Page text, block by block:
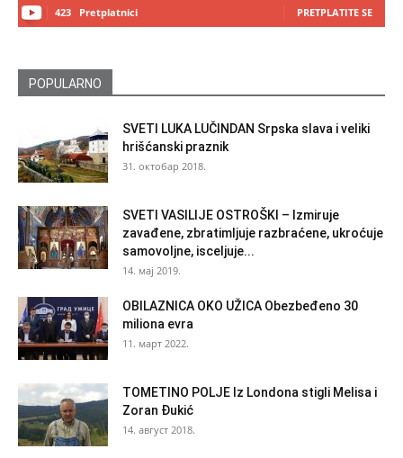
423 Pretplatnici PRETPLATITE SE
POPULARNO
SVETI LUKA LUČINDAN Srpska slava i veliki
hrišćanski praznik
31. октобар 2018.
SVETI VASILIJE OSTROŠKI – Izmiruje
zavađene, zbratimljuje razbraćene, ukroćuje
samovoljne, isceljuje...
14. мај 2019.
OBILAZNICA OKO UŽICA Obezbeđeno 30
miliona evra
11. март 2022.
TOMETINO POLJE Iz Londona stigli Melisa i
Zoran Đukić
14. август 2018.